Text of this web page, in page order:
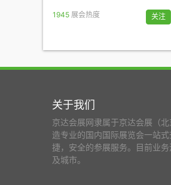
1945 展会热度 关注
关于我们
京达会展网隶属于京达会展（
造专业的国内国际展览会一站
捷，安全的参展服务。目前业
及城市。